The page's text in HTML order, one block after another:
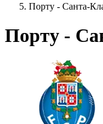
Порту - Санта-
Порту -